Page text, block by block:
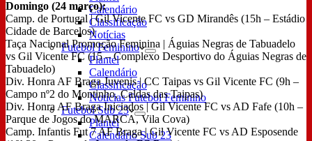
Calendário
Classificação
Notícias
Futebol Feminino
Plantel
Calendário
Classificação
Notícias Futebol Feminino
Futebol Sub 23
Plantel
Calendário Sub 23
Domingo (24 março):
Camp. de Portugal | Gil Vicente FC vs GD Mirandês (15h – Estádio
Cidade de Barcelos)
Taça Nacional Promoção Feminina | Águias Negras de Tabuadelo
vs Gil Vicente FC (15 – Complexo Desportivo do Águias Negras de
Tabuadelo)
Div. Honra AF Braga Juvenis | CC Taipas vs Gil Vicente FC (9h –
Campo nº2 do Montinho, Caldas das Taipas)
Div. Honra AF Braga Iniciados | Gil Vicente FC vs AD Fafe (10h –
Parque de Jogos do MARCA, Vila Cova)
Camp. Infantis Fut 7 AF Braga | Gil Vicente FC vs AD Esposende